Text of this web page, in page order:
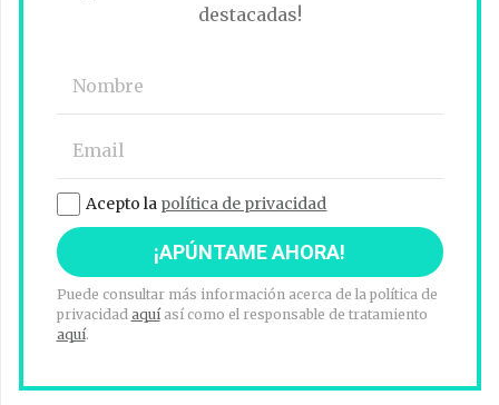
destacadas!
Acepto la política de privacidad
Puede consultar más información acerca de la política de
privacidad aquíasí como el responsable de tratamiento
aquí.